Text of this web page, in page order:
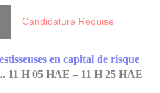
Candidature Requise
en capital de risque
11 H 05 HAE – 11 H 25 HAE